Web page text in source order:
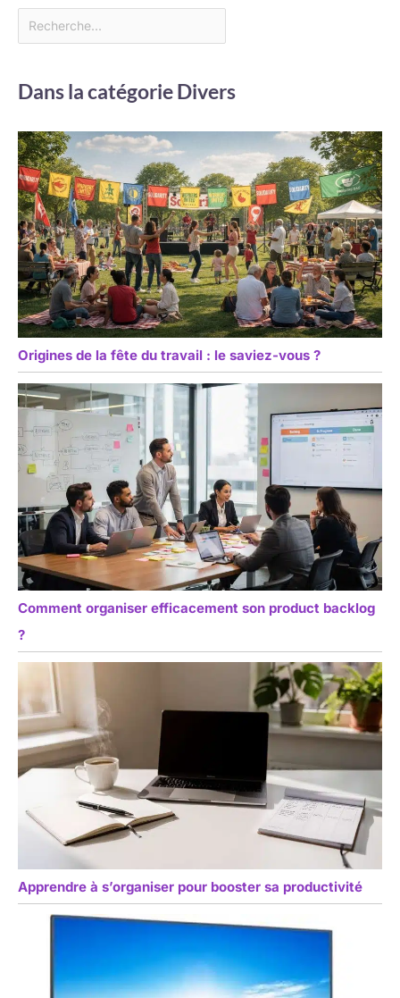
Dans la catégorie Divers
Origines de la fête du travail : le saviez-vous ?
Comment organiser efficacement son product backlog
?
Apprendre à s’organiser pour booster sa productivité